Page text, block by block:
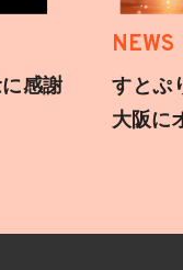
感謝
NEWS
すとぷ
大阪に